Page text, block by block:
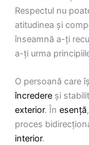
Respectul nu
atitudinea și
înseamnă a-ți
a-ți urma
O persoană care
încredere și
exterior. În esență
proces
interior.